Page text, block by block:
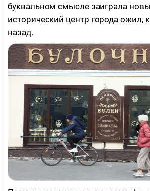
буквальном смысле заиграла
исторический центр города ожил,
назад.